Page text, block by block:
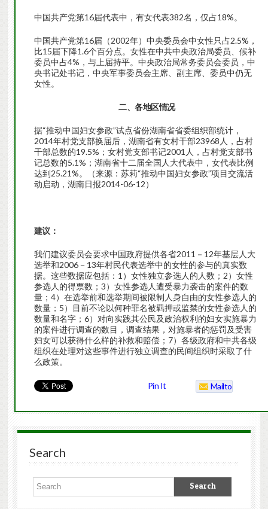
中国共产党第16届代表中，有女代表382名，仅占18%。
中国共产党第16届（2002年）中央委员会中女性只占2.5%，
比15届下降1.6个百分点。女性在中共中央政治局委员、候补
委员中占4%，与上届持平。中央政治局常务委员会委员，中
央书记处书记，中央军事委员会主席、副主席、委员中仍无
女性。
二、各地区情况
据“推动中国妇女参政”试点省份湖南省省委组织部统计，
2014年村党支部换届后，湖南省有女村干部23968人，占村
干部总数的19.5%；女村党支部书记2001人，占村党支部书
记总数的5.1%；湖南省十二届全国人大代表中，女代表比例
达到25.21%。（来源：苏莉“推动中国妇女参政”项目交流活
动启动，湖南日报2014-06-12）
建议：
我们建议委员会要求中国政府提供各省2011－12年基层人大
选举和2006－13年村民代表选举中的女性的参与的真实数
据。这些数据应包括：1）女性独立参选人的人数；2）女性
参选人的得票数；3）女性参选人遭受暴力袭击的案件的数
量；4）在选举前和选举期间被限制人身自由的女性参选人的
数量；5）目前不论以何种罪名被羁押或监禁的女性参选人的
数量和名字；6）对向实践其公民及政治权利的妇女实施暴力
的案件进行调查的数目，调查结果，对施暴者的惩罚及受害
妇女可以获得什么样的补救和赔偿；7）各级政府和中共各级
组织在处理对这些事件进行独立调查的民间组织时采取了什
么政策。
Pin It Mailto
Search